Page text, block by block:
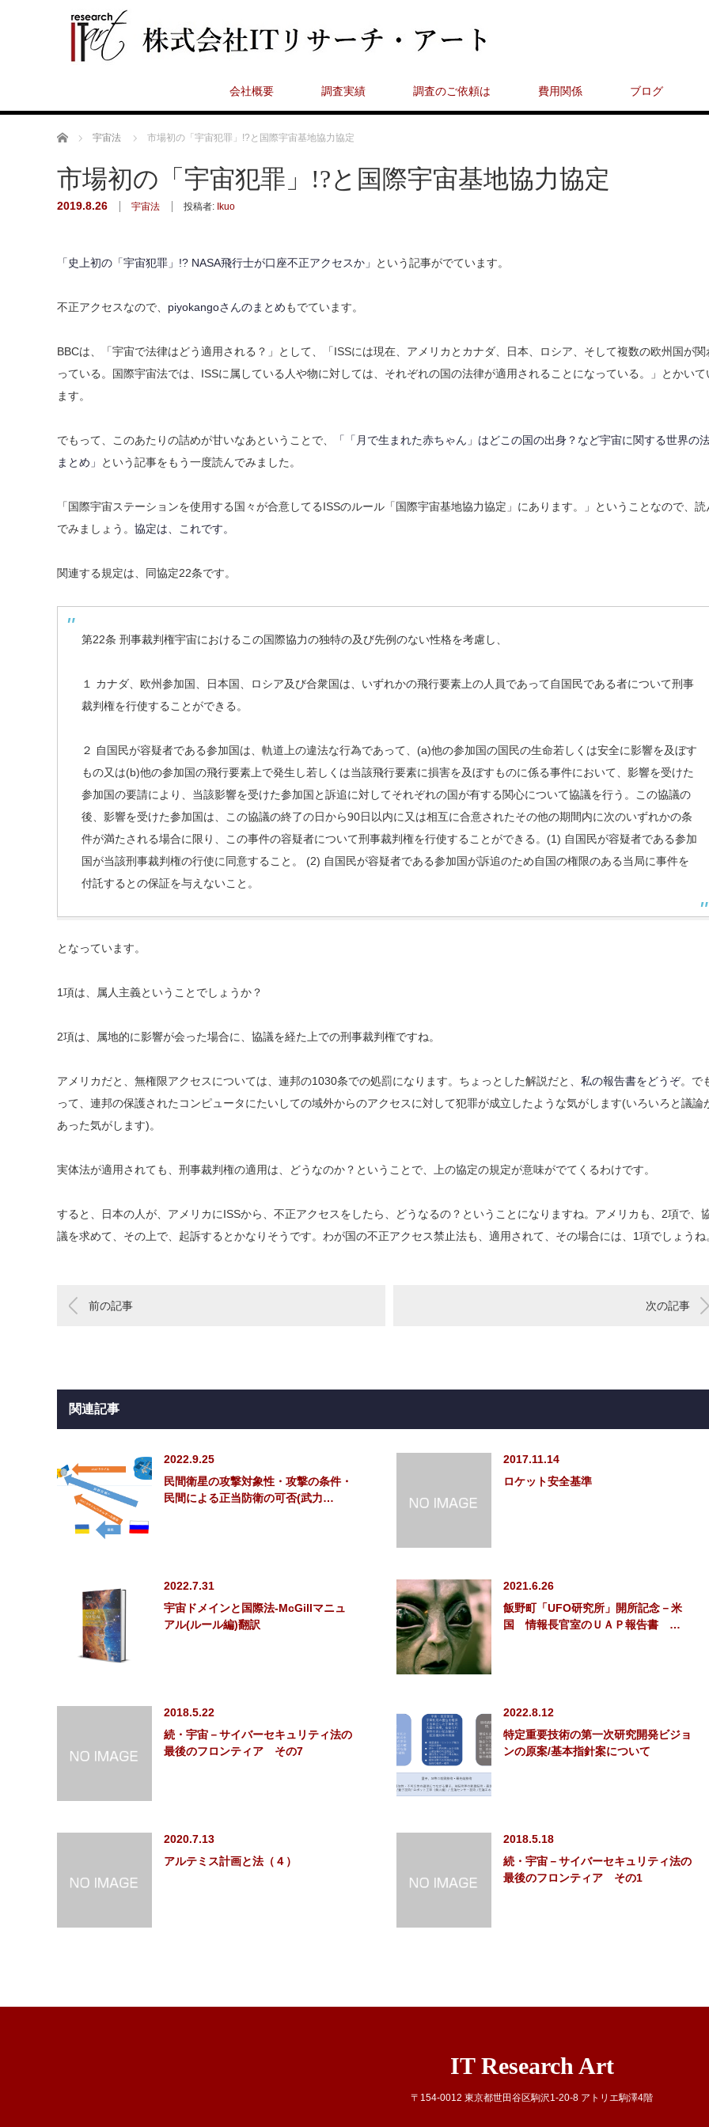
会社概要 調査実績 調査のご依頼は 費用関係 ブログ
ホーム 宇宙法 市場初の「宇宙犯罪」!?と国際宇宙基地協力協定
市場初の「宇宙犯罪」!?と国際宇宙基地協力協定
2019.8.26 宇宙法 投稿者: Ikuo
「史上初の「宇宙犯罪」!? NASA飛行士が口座不正アクセスか」 という記事がでています。
不正アクセスなので、 piyokangoさんのまとめもでています。
BBCは、「宇宙で法律はどう適用される？」として、「ISSには現在、アメリカとカナダ、日本、ロシア、そして複数の欧州国が関
っている。国際宇宙法では、ISSに属している人や物に対しては、それぞれの国の法律が適用されることになっている。」とかいて
ます。
でもって、このあたりの詰めが甘いなあということで、
「「月で生まれた赤ちゃん」はどこの国の出身？など宇宙に関する世界の
まとめ」
という記事をもう一度読んでみました。
「国際宇宙ステーションを使用する国々が合意してるISSのルール「国際宇宙基地協力協定」にあります。」ということなので、読
でみましょう。 協定は、これです。
関連する規定は、同協定22条です。
第22条 刑事裁判権宇宙におけるこの国際協力の独特の及び先例のない性格を考慮し、
１ カナダ、欧州参加国、日本国、ロシア及び合衆国は、いずれかの飛行要素上の人員であって自国民である者について刑事
裁判権を行使することができる。
２ 自国民が容疑者である参加国は、軌道上の違法な行為であって、(a)他の参加国の国民の生命若しくは安全に影響を及ぼす
もの又は(b)他の参加国の飛行要素上で発生し若しくは当該飛行要素に損害を及ぼすものに係る事件において、影響を受けた
参加国の要請により、当該影響を受けた参加国と訴追に対してそれぞれの国が有する関心について協議を行う。この協議の
後、影響を受けた参加国は、この協議の終了の日から90日以内に又は相互に合意されたその他の期間内に次のいずれかの条
件が満たされる場合に限り、この事件の容疑者について刑事裁判権を行使することができる。(1) 自国民が容疑者である参加
国が当該刑事裁判権の行使に同意すること。 (2) 自国民が容疑者である参加国が訴追のため自国の権限のある当局に事件を
付託するとの保証を与えないこと。
となっています。
1項は、属人主義ということでしょうか？
2項は、属地的に影響が会った場合に、協議を経た上での刑事裁判権ですね。
アメリカだと、無権限アクセスについては、連邦の1030条での処罰になります。ちょっとした解説だと、 私の報告書をどうぞ。で
って、連邦の保護されたコンピュータにたいしての域外からのアクセスに対して犯罪が成立したような気がします(いろいろと議論
あった気がします)。
実体法が適用されても、刑事裁判権の適用は、どうなのか？ということで、上の協定の規定が意味がでてくるわけです。
すると、日本の人が、アメリカにISSから、不正アクセスをしたら、どうなるの？ということになりますね。アメリカも、2項で、
議を求めて、その上で、起訴するとかなりそうです。わが国の不正アクセス禁止法も、適用されて、その場合には、1項でしょうね
前の記事 次の記事
関連記事
2022.9.25
民間衛星の攻撃対象性・攻撃の条件・
民間による正当防衛の可否(武力…
2017.11.14
ロケット安全基準
2022.7.31
宇宙ドメインと国際法-McGillマニュ
アル(ルール編)翻訳
2021.6.26
飯野町「UFO研究所」開所記念－米
国 情報長官室のＵＡＰ報告書 …
2018.5.22
続・宇宙－サイバーセキュリティ法の
最後のフロンティア その7
2022.8.12
特定重要技術の第一次研究開発ビジョ
ンの原案/基本指針案について
2020.7.13
アルテミス計画と法（４）
2018.5.18
続・宇宙－サイバーセキュリティ法の
最後のフロンティア その1
IT Research Art
〒154-0012 東京都世田谷区駒沢1-20-8 アトリエ駒澤4階